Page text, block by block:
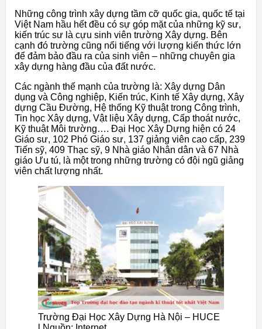
Những công trình xây dựng tầm cỡ quốc gia, quốc tế tại
Việt Nam hầu hết đều có sự góp mặt của những kỹ sư,
kiến trúc sư là cựu sinh viên trường Xây dựng. Bên
cạnh đó trường cũng nổi tiếng với lượng kiến thức lớn
để đảm bảo đầu ra của sinh viên – những chuyên gia
xây dựng hàng đầu của đất nước.
Các ngành thế mạnh của trường là: Xây dựng Dân
dụng và Công nghiệp, Kiến trúc, Kinh tế Xây dựng, Xây
dựng Cầu Đường, Hệ thống Kỹ thuật trong Công trình,
Tin học Xây dựng, Vật liệu Xây dựng, Cấp thoát nước,
Kỹ thuật Môi trường…. Đại Học Xây Dựng hiện có 24
Giáo sư, 102 Phó Giáo sư, 137 giảng viên cao cấp, 239
Tiến sỹ, 409 Thạc sỹ, 9 Nhà giáo Nhân dân và 67 Nhà
giáo Ưu tú, là một trong những trường có đội ngũ giảng
viên chất lượng nhất.
Trường Đại Học Xây Dựng Hà Nội – HUCE